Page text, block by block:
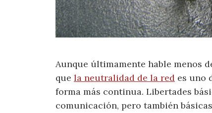
Aunque últimamente hable menos
que la neutralidad de la red es uno
forma más continua. Libertades
comunicación, pero también